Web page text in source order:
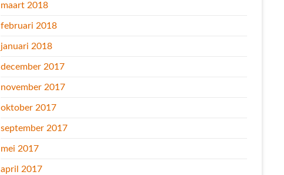
maart 2018
februari 2018
januari 2018
december 2017
november 2017
oktober 2017
september 2017
mei 2017
april 2017